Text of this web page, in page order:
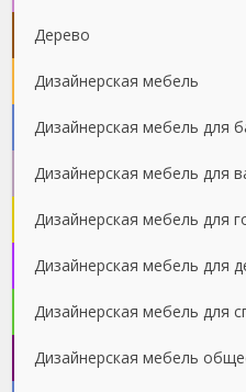
Дерево
Дизайнерская мебель
Дизайнерская мебель для
Дизайнерская мебель для
Дизайнерская мебель для
Дизайнерская мебель для
Дизайнерская мебель для
Дизайнерская мебель